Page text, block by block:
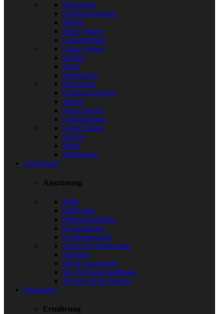
Bademode
Funktionswäsche
Jacken
Kurze Hosen
Langarmshirts
Lange Hosen
Schuhe
Shirts
Wintersport
Bademode
Funktionswäsche
Jacken
Kurze Hosen
Langarmshirts
Lange Hosen
Schuhe
Shirts
Wintersport
Ausrüstung
Ausrüstung
Bälle
Elektronik
Fitnessarmbänder
Hometraining
Kopfbedeckung
Schals & Handschuhe
Schläger
Ski & Snowboard
Ski- & Snowboardboots
Taschen & Rucksäcke
Ernährung
Ernährung